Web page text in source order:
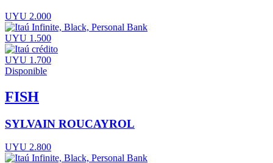
UYU 2.000
UYU 1.500
UYU 1.700
Disponible
FISH
SYLVAIN ROUCAYROL
UYU 2.800